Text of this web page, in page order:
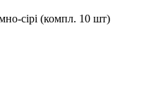
сірі (компл. 10 шт)